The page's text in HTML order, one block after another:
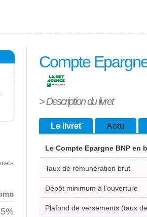
Compte
> Description du livret
Le livret Actu
Le Compte Epargne BNP en
Taux de rémunération brut
Dépôt minimum à l'ouverture
Plafond de versements (taux